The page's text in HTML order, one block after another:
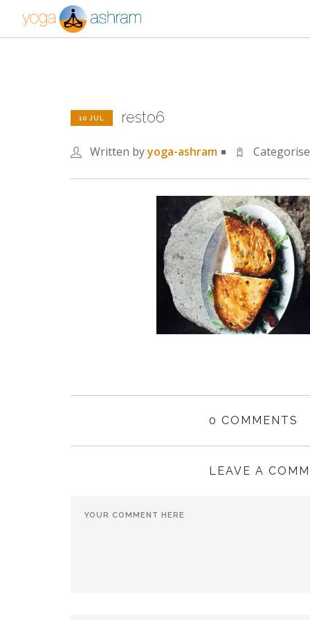
10 JUL resto6
Written byyoga-ashram
0 COMMENTS
LEAVE A